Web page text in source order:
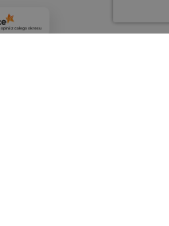
opiniiz całego okresu